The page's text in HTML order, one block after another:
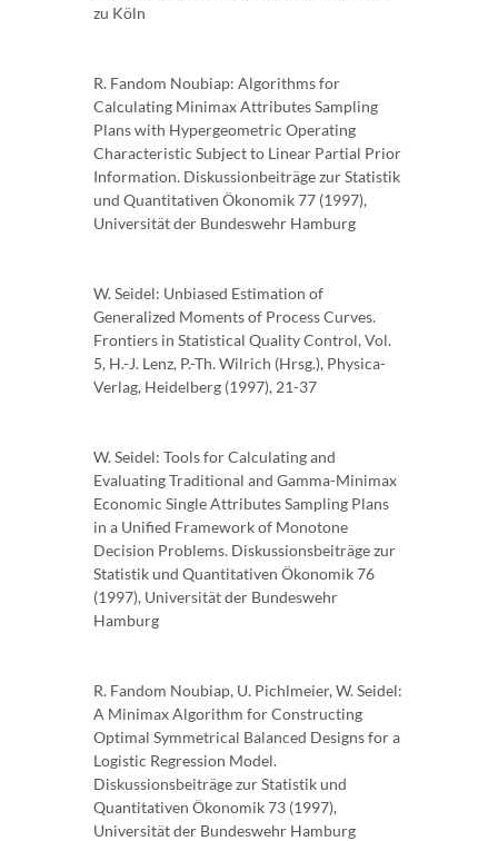
zu Köln
R. Fandom Noubiap: Algorithms for
Calculating Minimax Attributes Sampling
Plans with Hypergeometric Operating
Characteristic Subject to Linear Partial Prior
Information. Diskussionbeiträge zur Statistik
und Quantitativen Ökonomik 77 (1997),
Universität der Bundeswehr Hamburg
W. Seidel: Unbiased Estimation of
Generalized Moments of Process Curves.
Frontiers in Statistical Quality Control, Vol.
5, H.-J. Lenz, P.-Th. Wilrich (Hrsg.), Physica-
Verlag, Heidelberg (1997), 21-37
W. Seidel: Tools for Calculating and
Evaluating Traditional and Gamma-Minimax
Economic Single Attributes Sampling Plans
in a Unified Framework of Monotone
Decision Problems. Diskussionsbeiträge zur
Statistik und Quantitativen Ökonomik 76
(1997), Universität der Bundeswehr
Hamburg
R. Fandom Noubiap, U. Pichlmeier, W. Seidel:
A Minimax Algorithm for Constructing
Optimal Symmetrical Balanced Designs for a
Logistic Regression Model.
Diskussionsbeiträge zur Statistik und
Quantitativen Ökonomik 73 (1997),
Universität der Bundeswehr Hamburg